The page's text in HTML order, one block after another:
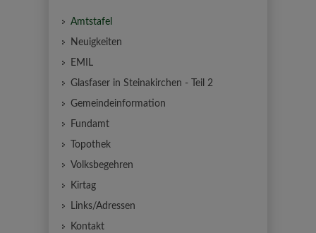
Amtstafel
Neuigkeiten
EMIL
Glasfaser in Steinakirchen - Teil 2
Gemeindeinformation
Fundamt
Topothek
Volksbegehren
Kirtag
Links/Adressen
Kontakt